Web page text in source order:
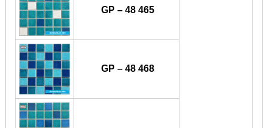
GP – 48 465
GP – 48 468